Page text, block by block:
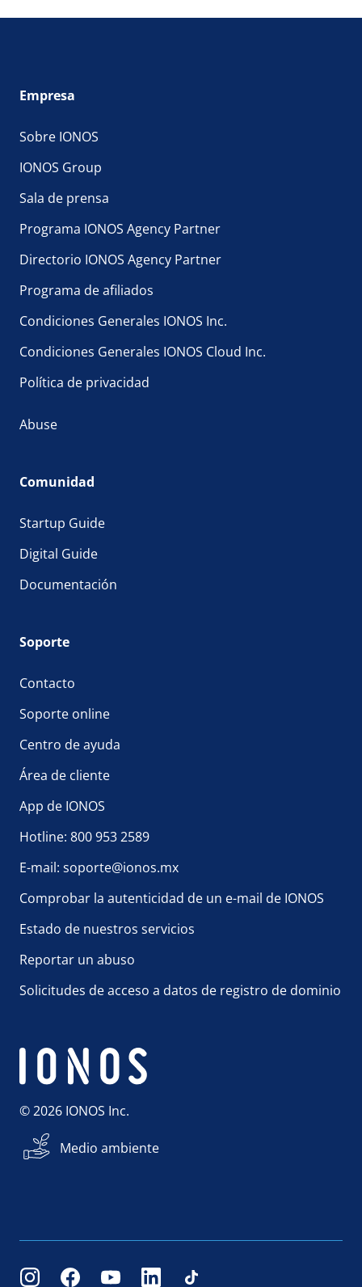
Empresa
Sobre IONOS
IONOS Group
Sala de prensa
Programa IONOS Agency Partner
Directorio IONOS Agency Partner
Programa de afiliados
Condiciones Generales IONOS Inc.
Condiciones Generales IONOS Cloud Inc.
Política de privacidad
Abuse
Comunidad
Startup Guide
Digital Guide
Documentación
Soporte
Contacto
Soporte online
Centro de ayuda
Área de cliente
App de IONOS
Hotline: 800 953 2589
E-mail: soporte@ionos.mx
Comprobar la autenticidad de un e-mail de IONOS
Estado de nuestros servicios
Reportar un abuso
Solicitudes de acceso a datos de registro de dominio
© 2026 IONOS Inc.
Medio ambiente